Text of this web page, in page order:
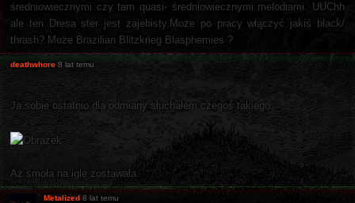
średniowiecznymi czy tam quasi- średniowiecznymi melodiami. UUChh
ale ten Dresa ster jest zajebisty.Może po pracy włączyć jakiś black/
thrash? Może Brazilian Blitzkrieg Blasphemies ?
deathwhore 8 lat temu
Ja sobie ostatnio dla odmiany słuchałem czegoś takiego:
Aż smoła na igle zostawała.
Metalized 8 lat temu